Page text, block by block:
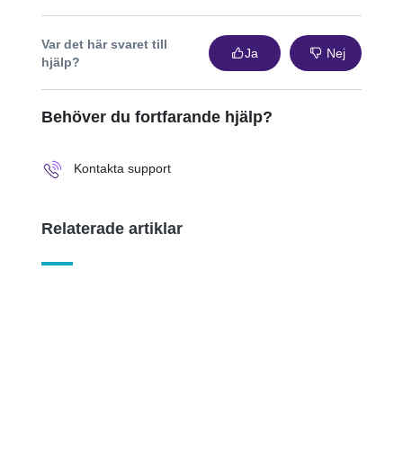
Var det här svaret till
hjälp?
Ja Nej
Behöver du fortfarande hjälp?
Kontakta support
Relaterade artiklar